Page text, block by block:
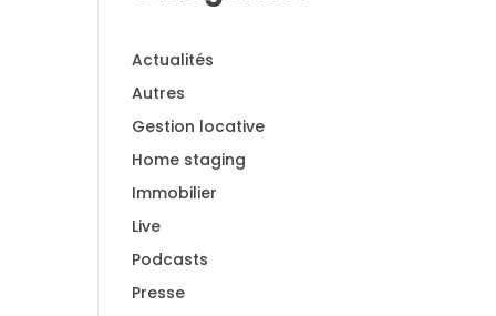
Actualités
Autres
Gestion locative
Home staging
Immobilier
Live
Podcasts
Presse